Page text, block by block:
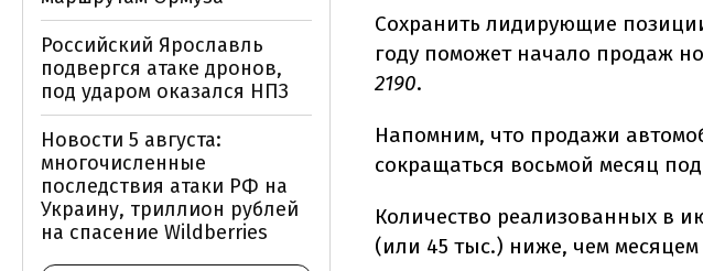
Сохранить лидирующие
году поможет начало продаж
2190.
Напомним, что продажи
сокращаться восьмой месяц
Количество реализованных в
(или 45 тыс.) ниже, чем месяцем
Российский Ярославль
подвергся атаке дронов,
под ударом оказался НПЗ
Новости 5 августа:
многочисленные
последствия атаки РФ на
Украину, триллион рублей
на спасение Wildberries